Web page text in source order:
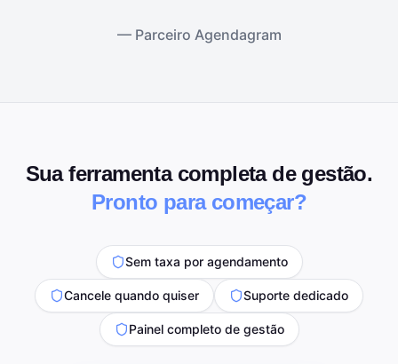
— Parceiro Agendagram
Sua ferramenta completa de gestão.
Pronto para começar?
Sem taxa por agendamento
Cancele quando quiser Suporte dedicado
Painel completo de gestão